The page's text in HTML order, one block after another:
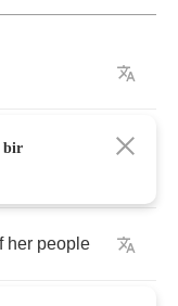
lonesome
her people
bir